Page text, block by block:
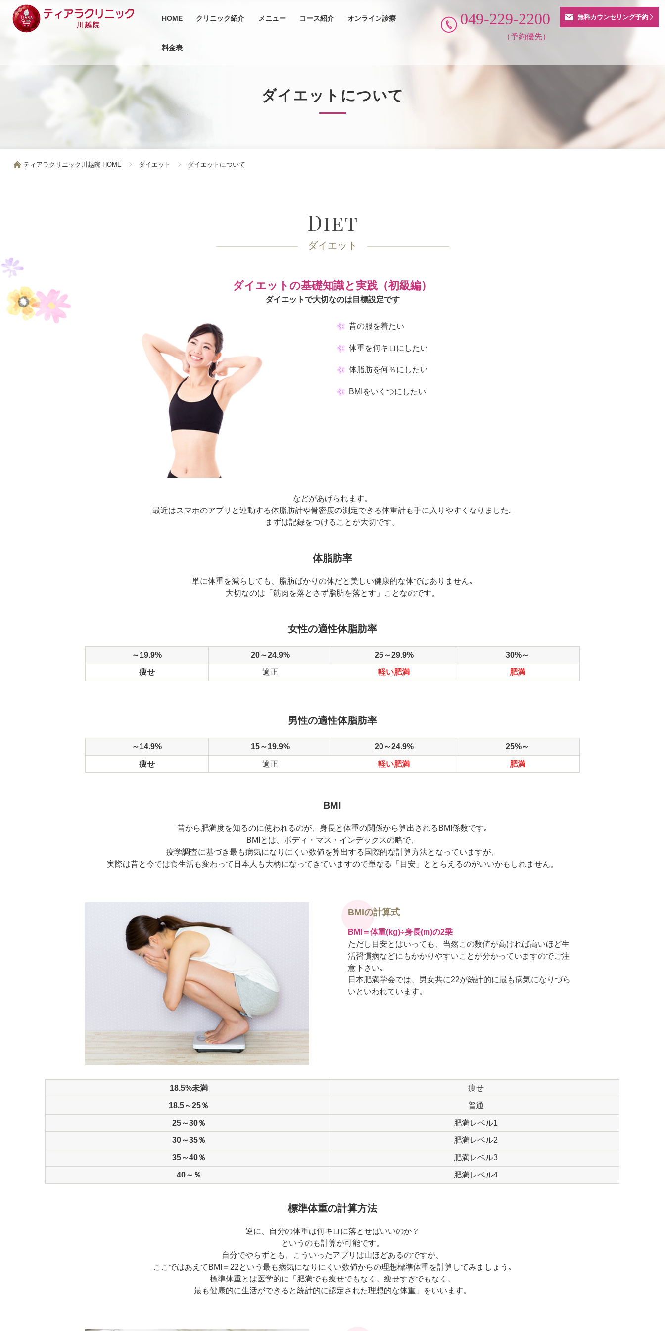
HOME クリニック紹介 メニュー コース紹介 オンライン診療
料金表
無料カウンセリング予約
049-229-2200
（予約優先）
ダイエットについて
ティアラクリニック川越院 HOME ダイエット ダイエットについて
ダイエット
ダイエットの基礎知識と実践（初級編）
ダイエットで大切なのは目標設定です
昔の服を着たい
体重を何キロにしたい
体脂肪を何％にしたい
BMIをいくつにしたい
などがあげられます。
最近はスマホのアプリと連動する体脂肪計や骨密度の測定できる体重計も手に入りやすくなりました｡
まずは記録をつけることが大切です。
体脂肪率
単に体重を減らしても、脂肪ばかりの体だと美しい健康的な体ではありません｡
大切なのは「筋肉を落とさず脂肪を落とす」ことなのです。
女性の適性体脂肪率
～19.9% 20～24.9% 25～29.9% 30%～
痩せ 適正 軽い肥満 肥満
男性の適性体脂肪率
～14.9% 15～19.9% 20～24.9% 25%～
痩せ 適正 軽い肥満 肥満
BMI
昔から肥満度を知るのに使われるのが、身長と体重の関係から算出されるBMI係数です｡
BMIとは、ボディ・マス・インデックスの略で、
疫学調査に基づき最も病気になりにくい数値を算出する国際的な計算方法となっていますが、
実際は昔と今では食生活も変わって日本人も大柄になってきていますので単なる「目安」ととらえるのがいいかもしれません。
BMIの計算式
BMI＝体重(kg)÷身長(m)の2乗
ただし目安とはいっても、当然この数値が高ければ高いほど生
活習慣病などにもかかりやすいことが分かっていますのでご注
意下さい｡
日本肥満学会では、男女共に22が統計的に最も病気になりづら
いといわれています。
18.5%未満 痩せ
18.5～25％ 普通
25～30％ 肥満レベル1
30～35％ 肥満レベル2
35～40％ 肥満レベル3
40～％ 肥満レベル4
標準体重の計算方法
逆に、自分の体重は何キロに落とせばいいのか？
というのも計算が可能です。
自分でやらずとも、こういったアプリは山ほどあるのですが、
ここではあえてBMI＝22という最も病気になりにくい数値からの理想標準体重を計算してみましょう｡
標準体重とは医学的に「肥満でも痩せでもなく、痩せすぎでもなく、
最も健康的に生活ができると統計的に認定された理想的な体重」をいいます。